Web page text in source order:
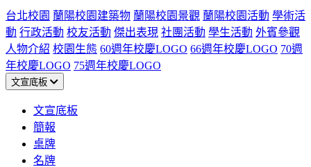
台北校園 蘭陽校園建築物 蘭陽校園景觀 蘭陽校園活動 學術活
動 行政活動 校友活動 傑出表現 社團活動 學生活動 外賓參觀
人物介紹 校園生態 60週年校慶LOGO 66週年校慶LOGO 70週
年校慶LOGO 75週年校慶LOGO
文宣底板
文宣底板
簡報
桌牌
名牌